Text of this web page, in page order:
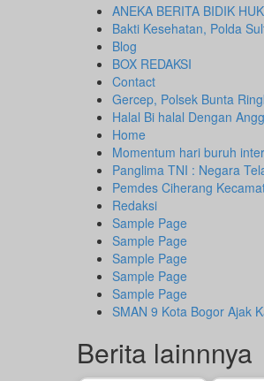
ANEKA BERITA BIDIK
Bakti Kesehatan, Polda
Blog
BOX REDAKSI
Contact
Gercep, Polsek Bunta
Halal Bi halal Dengan
Home
Momentum hari buruh
Panglima TNI : Negara
Pemdes Ciherang
Redaksi
Sample Page
Sample Page
Sample Page
Sample Page
Sample Page
SMAN 9 Kota Bogor Ajak
Berita lainnnya